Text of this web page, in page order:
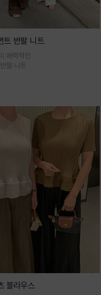
트 반팔 니트
매력적인
팔 니트
블라우스